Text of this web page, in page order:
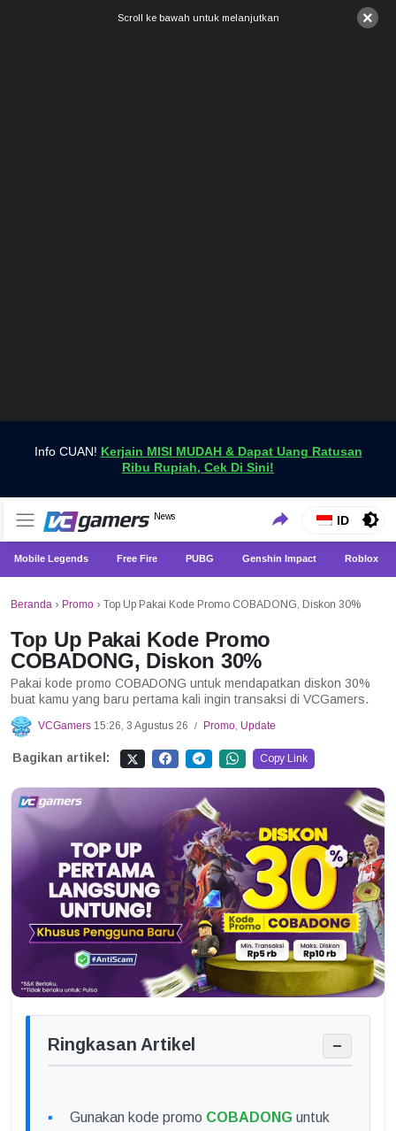
×
Scroll ke bawah untuk melanjutkan
Info CUAN! Kerjain MISI MUDAH & Dapat Uang Ratusan
Ribu Rupiah, Cek Di Sini!
VCGamers News
News
Dapatkan Berita Games Terbaru Hanya di VCGamers
ID
Mobile Legends Free Fire PUBG Genshin Impact Roblox
Beranda › Promo › Top Up Pakai Kode Promo COBADONG, Diskon 30%
Top Up Pakai Kode Promo
COBADONG, Diskon 30%
Pakai kode promo COBADONG untuk mendapatkan diskon 30%
buat kamu yang baru pertama kali ingin transaksi di VCGamers.
VCGamers 15:26, 3 Agustus 26 / Promo, Update
Bagikan artikel: Copy Link
Ringkasan Artikel −
Gunakan kode promo COBADONG untuk